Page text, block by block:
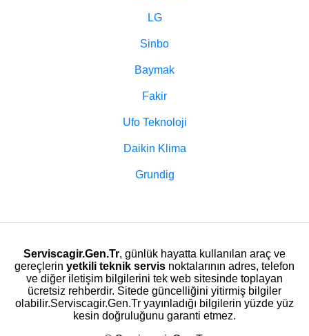
LG
Sinbo
Baymak
Fakir
Ufo Teknoloji
Daikin Klima
Grundig
Serviscagir.Gen.Tr, günlük hayatta kullanılan araç ve
gereçlerin yetkili teknik servis noktalarının adres, telefon
ve diğer iletişim bilgilerini tek web sitesinde toplayan
ücretsiz rehberdir. Sitede güncelliğini yitirmiş bilgiler
olabilir.Serviscagir.Gen.Tr yayınladığı bilgilerin yüzde yüz
kesin doğruluğunu garanti etmez.